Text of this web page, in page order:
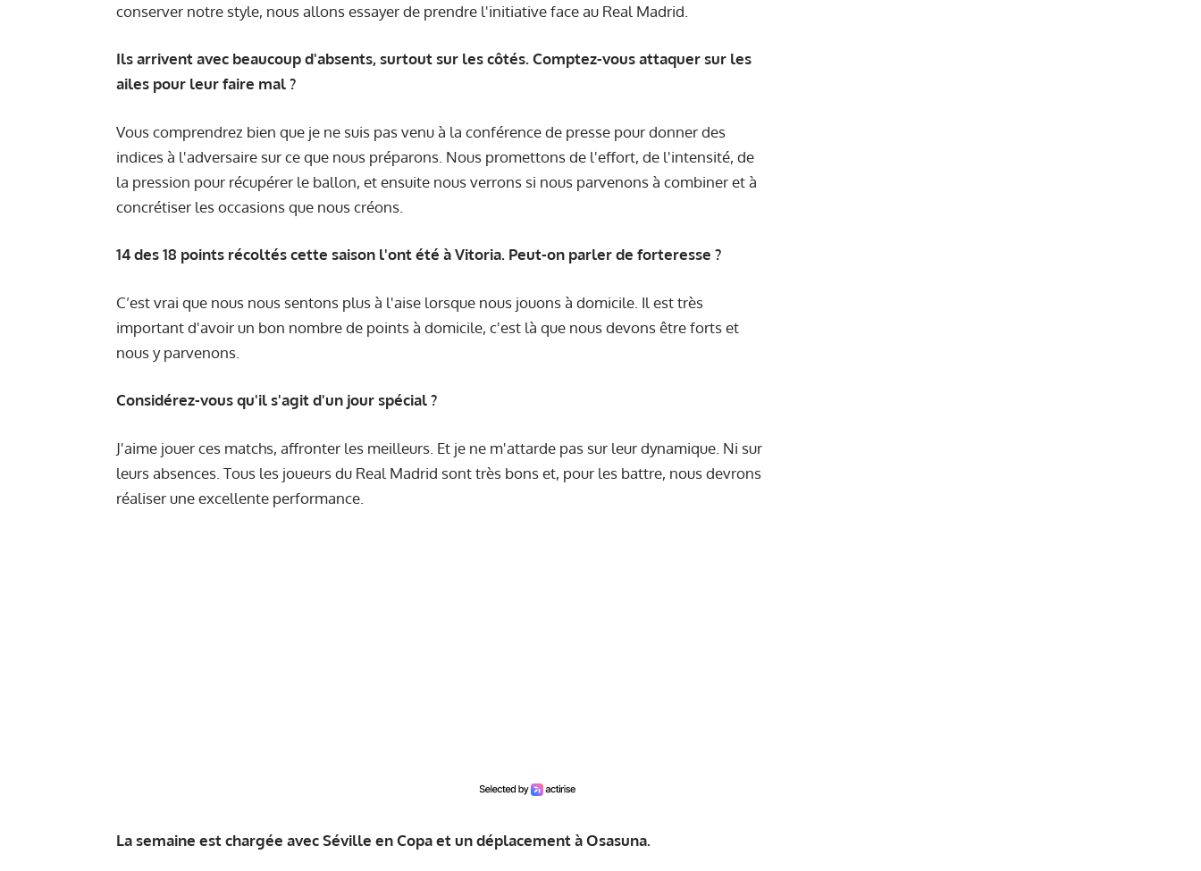
conserver notre style, nous allons essayer de prendre l'initiative face au Real Madrid.
Ils arrivent avec beaucoup d'absents, surtout sur les côtés. Comptez-vous attaquer sur les
ailes pour leur faire mal ?
Vous comprendrez bien que je ne suis pas venu à la conférence de presse pour donner des
indices à l'adversaire sur ce que nous préparons. Nous promettons de l'effort, de l'intensité, de
la pression pour récupérer le ballon, et ensuite nous verrons si nous parvenons à combiner et à
concrétiser les occasions que nous créons.
14 des 18 points récoltés cette saison l'ont été à Vitoria. Peut-on parler de forteresse ?
C’est vrai que nous nous sentons plus à l'aise lorsque nous jouons à domicile. Il est très
important d'avoir un bon nombre de points à domicile, c'est là que nous devons être forts et
nous y parvenons.
Considérez-vous qu'il s'agit d'un jour spécial ?
J'aime jouer ces matchs, affronter les meilleurs. Et je ne m'attarde pas sur leur dynamique. Ni sur
leurs absences. Tous les joueurs du Real Madrid sont très bons et, pour les battre, nous devrons
réaliser une excellente performance.
La semaine est chargée avec Séville en Copa et un déplacement à Osasuna.